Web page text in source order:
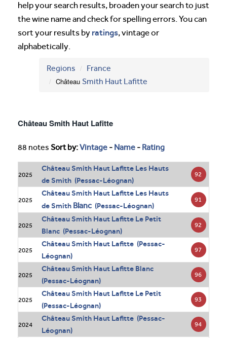
help your search results, broaden your search to just
the wine name and check for spelling errors. You can
sort your results by ratings, vintage or
alphabetically.
Regions
France
Château Smith Haut Lafitte
Château Smith Haut Lafitte
88 notes Sort by:Vintage - Name - Rating
2025
Château Smith Haut Lafitte Les Hauts
de Smith (Pessac-Léognan)
92
2025
Château Smith Haut Lafitte Les Hauts
de Smith Blanc (Pessac-Léognan)
91
2025
Château Smith Haut Lafitte Le Petit
Blanc (Pessac-Léognan)
92
2025
Château Smith Haut Lafitte (Pessac-
Léognan)
97
2025
Château Smith Haut Lafitte Blanc
(Pessac-Léognan)
96
2025
Château Smith Haut Lafitte Le Petit
(Pessac-Léognan)
93
2024
Château Smith Haut Lafitte (Pessac-
Léognan)
94